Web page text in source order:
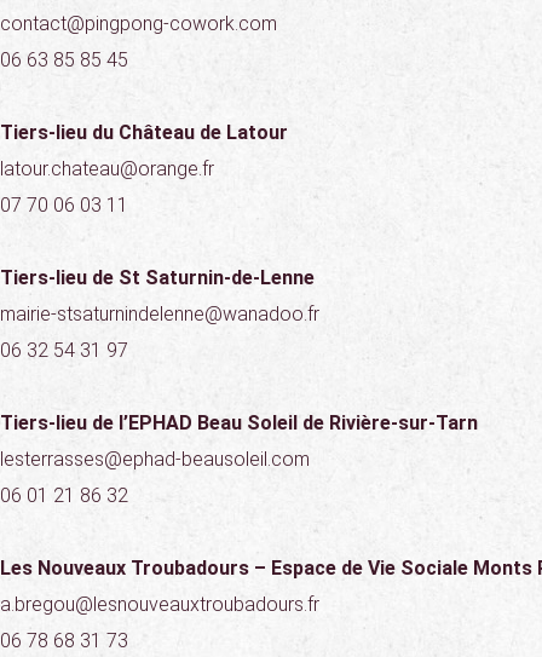
contact@pingpong-cowork.com
06 63 85 85 45
Tiers-lieu du Château de Latour
latour.chateau@orange.fr
07 70 06 03 11
Tiers-lieu de St Saturnin-de-Lenne
mairie-stsaturnindelenne@wanadoo.fr
06 32 54 31 97
Tiers-lieu de l’EPHAD Beau Soleil de Rivière-sur-Tarn
lesterrasses@ephad-beausoleil.com
06 01 21 86 32
Les Nouveaux Troubadours – Espace de Vie Sociale Monts
a.bregou@lesnouveauxtroubadours.fr
06 78 68 31 73